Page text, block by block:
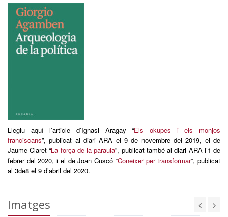
Llegiu aquí l’article d’Ignasi Aragay “Els okupes i els monjos
franciscans”, publicat al diari ARA el 9 de novembre del 2019, el de
Jaume Claret “La força de la paraula”, publicat també al diari ARA l’1 de
febrer del 2020, i el de Joan Cuscó “Coneixer per transformar”, publicat
al 3de8 el 9 d’abril del 2020.
Imatges